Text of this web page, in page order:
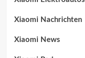
Xiaomi Nachrichten
Xiaomi News